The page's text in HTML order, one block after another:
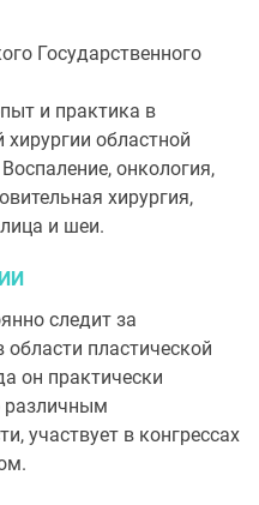
Государственного
и практика в
областной
онкология,
хирургия,
и шеи.
следит за
пластической
он практически
различным
участвует в конгрессах